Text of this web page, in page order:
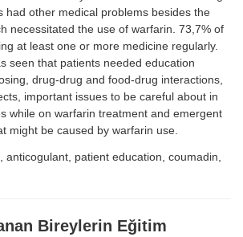
had other medical problems besides the
necessitated the use of warfarin. 73,7% of
at least one or more medicine regularly.
seen that patients needed education
drug-drug and food-drug interactions,
important issues to be careful about in
while on warfarin treatment and emergent
might be caused by warfarin use.
anticogulant, patient education, coumadin,
Bireylerin Eğitim